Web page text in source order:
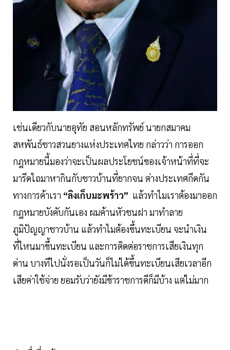
เช่นเดียวกับนายอุทัย สอนหลักทรัพย์ นายกสมาคม
สหพันธ์ชาวสวนยางแห่งประเทศไทย กล่าวว่า การออก
กฎหมายนี้มองว่าจะเป็นผลประโยชน์ของเจ้าหน้าที่ที่จะ
มารีดไถมาหากินกับชาวบ้านที่ยากจน ต่างประเทศกีดกัน
ทางการค้าเรา “ลิงเก็บมะพร้าว” แล้วทำไมเราต้องมาออก
กฎหมายบังคับกันเอง ผมค้านหัวชนฝา มาทำลาย
ภูมิปัญญาชาวบ้าน แล้วทำไมต้องขึ้นทะเบียน จะนำเงิน
ที่ไหนมาขึ้นทะเบียน และการติดต่อราชการเสียเงินทุก
ด่าน บางทีไปนั่งรอเป็นวันก็ไม่ได้ขึ้นทะเบียนเสียเวลาอีก
เสียค่าใช้จ่าย ยอมรับว่ายังมีข้าราชการดีก็มีบ้าง แต่ไม่มาก